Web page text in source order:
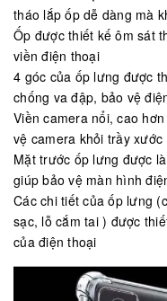
tháo lắp ốp dễ dàng mà
Ốp được thiết kế ôm sát
viền điện thoại
4 góc của ốp lưng được
chống va đập, bảo vệ
Viền camera nổi, cao
vệ camera khỏi trầy xước
Mặt trước ốp lưng được
giúp bảo vệ màn hình
Các chi tiết của ốp lưng
sạc, lỗ cắm tai ) được
của điện thoại